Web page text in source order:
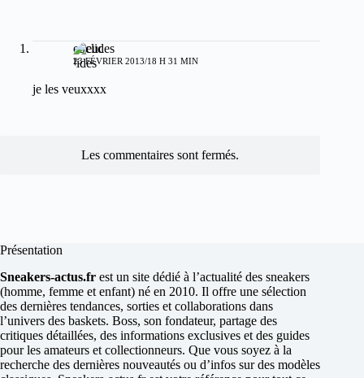
euclides
23 FÉVRIER 2013/18 H 31 MIN
je les veuxxxx
Les commentaires sont fermés.
Présentation
Sneakers-actus.fr est un site dédié à l’actualité des sneakers
(homme, femme et enfant) né en 2010. Il offre une sélection
des dernières tendances, sorties et collaborations dans
l’univers des baskets. Boss, son fondateur, partage des
critiques détaillées, des informations exclusives et des guides
pour les amateurs et collectionneurs. Que vous soyez à la
recherche des dernières nouveautés ou d’infos sur des modèles